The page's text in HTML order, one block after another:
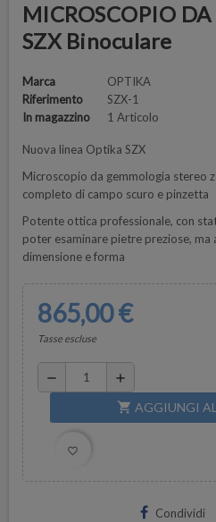
MICROSCOPIO
SZX Binoculare
Marca
OPTIKA
Riferimento
SZX-1
In magazzino
1 Articolo
Nuova linea Optika SZX
Microscopio da gemmologia stereo
completo di campo scuro e pinzetta
Potente ottica professionale, con
poter esaminare pietre preziose, ma
dimensione e forma
865,00 €
Tasse escluse
remove add
shopping_cart AGGIUNGI
favorite_border
Condividi